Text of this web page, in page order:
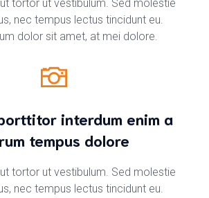
tortor ut vestibulum. Sed molestie
nec tempus lectus tincidunt eu.
dolor sit amet, at mei dolore.
interdum enim a
tempus dolore
tortor ut vestibulum. Sed molestie
nec tempus lectus tincidunt eu.